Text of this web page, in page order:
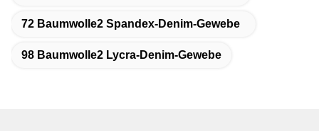
72 Baumwolle2 Spandex-Denim-Gewebe
98 Baumwolle2 Lycra-Denim-Gewebe